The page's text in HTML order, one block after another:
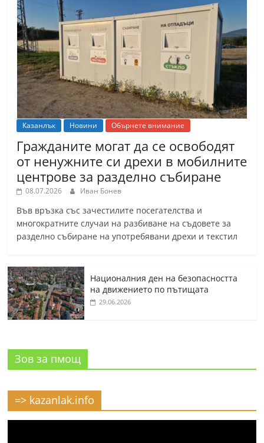
Казанлък Новини Обърнете внимание
Гражданите могат да се освободят
от ненужните си дрехи в мобилните
центрове за разделно събиране
08.07.2026 Иван Бонев
Във връзка със зачестилите посегателства и
многократните случаи на разбиване на съдовете за
разделно събиране на употребявани дрехи и текстил
Националния ден на безопасността
на движението по пътищата
29.06.2026
Зов за пмощ
=> kazanlak.info